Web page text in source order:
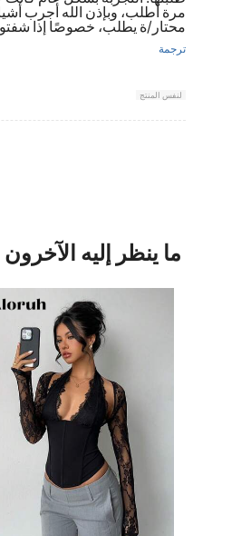
مرة أطلب، وبإذن الله أجرب
محتار/ة يطلب، خصوصًا إذا
ترجمة
لنفس المنتج
ما ينظر إليه الآخرون